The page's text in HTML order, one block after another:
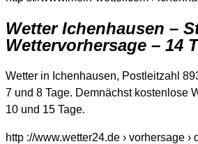
Wetter Ichenhausen –
Wettervorhersage – 14
Wetter in Ichenhausen, Postleitzahl
7 und 8 Tage. Demnächst kostenlose
10 und 15 Tage.
http ://www.wetter24.de › vorhersage